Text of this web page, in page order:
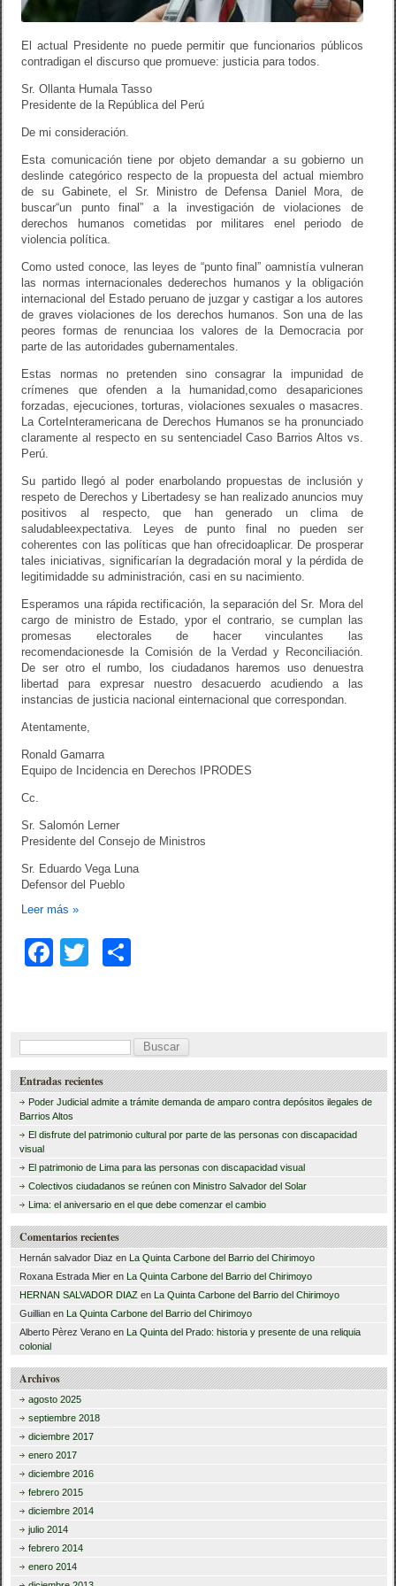
El actual Presidente no puede permitir que funcionarios públicos
contradigan el discurso que promueve: justicia para todos.
Sr. Ollanta Humala Tasso
Presidente de la República del Perú
De mi consideración.
Esta comunicación tiene por objeto demandar a su gobierno un
deslinde categórico respecto de la propuesta del actual miembro
de su Gabinete, el Sr. Ministro de Defensa Daniel Mora, de
buscar“un punto final” a la investigación de violaciones de
derechos humanos cometidas por militares enel periodo de
violencia política.
Como usted conoce, las leyes de “punto final” oamnistía vulneran
las normas internacionales dederechos humanos y la obligación
internacional del Estado peruano de juzgar y castigar a los autores
de graves violaciones de los derechos humanos. Son una de las
peores formas de renunciaa los valores de la Democracia por
parte de las autoridades gubernamentales.
Estas normas no pretenden sino consagrar la impunidad de
crímenes que ofenden a la humanidad,como desapariciones
forzadas, ejecuciones, torturas, violaciones sexuales o masacres.
La CorteInteramericana de Derechos Humanos se ha pronunciado
claramente al respecto en su sentenciadel Caso Barrios Altos vs.
Perú.
Su partido llegó al poder enarbolando propuestas de inclusión y
respeto de Derechos y Libertadesy se han realizado anuncios muy
positivos al respecto, que han generado un clima de
saludableexpectativa. Leyes de punto final no pueden ser
coherentes con las políticas que han ofrecidoaplicar. De prosperar
tales iniciativas, significarían la degradación moral y la pérdida de
legitimidadde su administración, casi en su nacimiento.
Esperamos una rápida rectificación, la separación del Sr. Mora del
cargo de ministro de Estado, ypor el contrario, se cumplan las
promesas electorales de hacer vinculantes las
recomendacionesde la Comisión de la Verdad y Reconciliación.
De ser otro el rumbo, los ciudadanos haremos uso denuestra
libertad para expresar nuestro desacuerdo acudiendo a las
instancias de justicia nacional einternacional que correspondan.
Atentamente,
Ronald Gamarra
Equipo de Incidencia en Derechos IPRODES
Cc.
Sr. Salomón Lerner
Presidente del Consejo de Ministros
Sr. Eduardo Vega Luna
Defensor del Pueblo
Leer más»
F
e
b
o
o
T
er p
ar
tir
B
u
s
c
a
r
:
Entradas recientes
Poder Judicial admite a trámite demanda de amparo contra depósitos ilegales de
Barrios Altos
El disfrute del patrimonio cultural por parte de las personas con discapacidad
visual
El patrimonio de Lima para las personas con discapacidad visual
Colectivos ciudadanos se reúnen con Ministro Salvador del Solar
Lima: el aniversario en el que debe comenzar el cambio
Comentarios recientes
Hernán salvador Diaz en La Quinta Carbone del Barrio del Chirimoyo
Roxana Estrada Mier en La Quinta Carbone del Barrio del Chirimoyo
HERNAN SALVADOR DIAZ en La Quinta Carbone del Barrio del Chirimoyo
Guillian en La Quinta Carbone del Barrio del Chirimoyo
Alberto Pèrez Verano en La Quinta del Prado: historia y presente de una reliquia
colonial
Archivos
agosto 2025
septiembre 2018
diciembre 2017
enero 2017
diciembre 2016
febrero 2015
diciembre 2014
julio 2014
febrero 2014
enero 2014